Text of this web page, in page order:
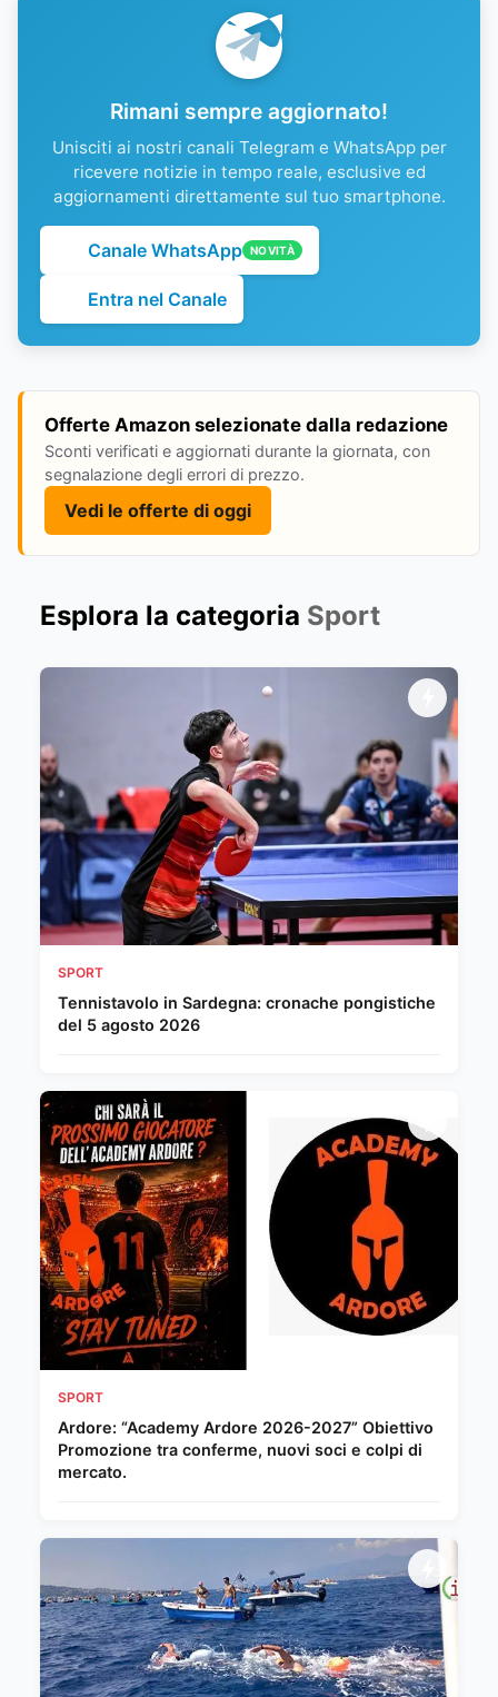
Rimani sempre aggiornato!
Unisciti ai nostri canali Telegram e WhatsApp per
ricevere notizie in tempo reale, esclusive ed
aggiornamenti direttamente sul tuo smartphone.
Canale WhatsApp NOVITÀ
Entra nel Canale
Offerte Amazon selezionate dalla redazione
Sconti verificati e aggiornati durante la giornata, con
segnalazione degli errori di prezzo.
Vedi le offerte di oggi
Esplora la categoria Sport
SPORT
Tennistavolo in Sardegna: cronache pongistiche
del 5 agosto 2026
SPORT
Ardore: “Academy Ardore 2026-2027” Obiettivo
Promozione tra conferme, nuovi soci e colpi di
mercato.